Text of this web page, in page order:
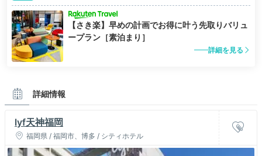
【さき楽】早めの計画でお得に叶う先取りバリュ
ープラン［素泊まり］
詳細を見る
詳細情報
lyf天神福岡
福岡県 / 福岡市、博多 / シティホテル